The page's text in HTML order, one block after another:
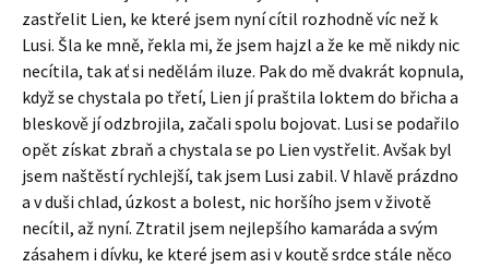
zastřelit Lien, ke které jsem nyní cítil rozhodně víc než k
Lusi. Šla ke mně, řekla mi, že jsem hajzl a že ke mě nikdy nic
necítila, tak ať si nedělám iluze. Pak do mě dvakrát kopnula,
když se chystala po třetí, Lien jí praštila loktem do břicha a
bleskově jí odzbrojila, začali spolu bojovat. Lusi se podařilo
opět získat zbraň a chystala se po Lien vystřelit. Avšak byl
jsem naštěstí rychlejší, tak jsem Lusi zabil. V hlavě prázdno
a v duši chlad, úzkost a bolest, nic horšího jsem v životě
necítil, až nyní. Ztratil jsem nejlepšího kamaráda a svým
zásahem i dívku, ke které jsem asi v koutě srdce stále něco